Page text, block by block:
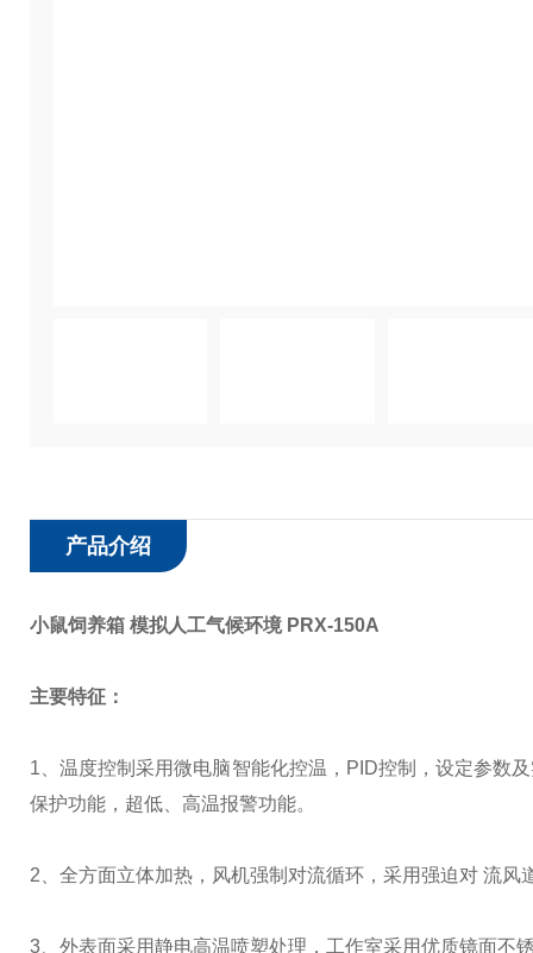
产品介绍
小鼠饲养箱 模拟人工气候环境 PRX-150A
主要特征：
1 、温度控制采用微电脑智能化控温， PID控制，设定参数
保护功能，超低、高温报警功能。
2 、全方面立体加热，风机强制对流循环，采用强迫对 流
3 、外表面采用静电高温喷塑处理，工作室采用优质镜面不